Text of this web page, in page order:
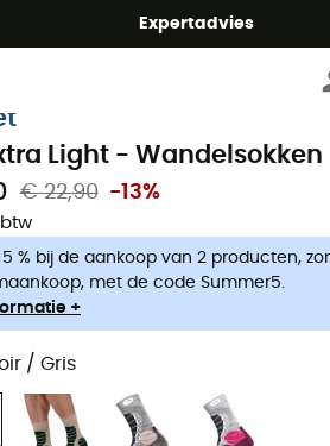
Expertadvies
Light - Wandelsokken
€ 22,90 -13%
5 % bij de aankoop van 2 producten,
met de code Summer5.
+
/ Gris